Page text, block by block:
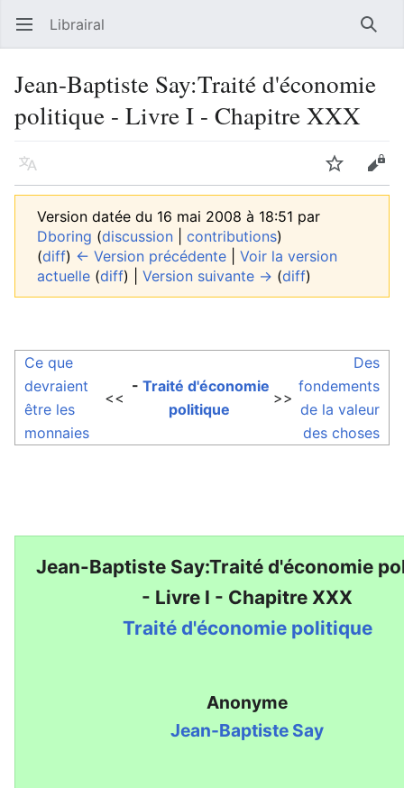
Ouvrir le menu principal Librairal
Jean-Baptiste Say:Traité d'économie
politique - Livre I - Chapitre XXX
Langue Suivre
Version datée du 16 mai 2008 à 18:51 par
Dboring (discussion contributions)
(diff) ← Version précédente
Voir la version
actuelle (diff) | Version suivante → (diff)
Ce que
devraient
être les
monnaies
<<
- Traité d'économie
politique
>>
Des
fondements
de la valeur
des choses
Jean-Baptiste Say:Traité d'économie
- Livre I - Chapitre XXX
Traité d'économie politique
Anonyme
Jean-Baptiste Say